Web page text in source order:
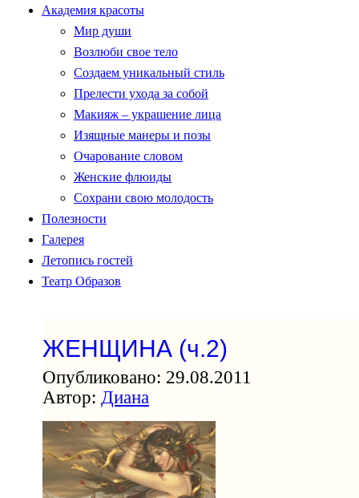
Академия красоты
Мир души
Возлюби свое тело
Создаем уникальный стиль
Прелести ухода за собой
Макияж – украшение лица
Изящные манеры и позы
Очарование словом
Женские флюиды
Сохрани свою молодость
Полезности
Галерея
Летопись гостей
Театр Образов
ЖЕНЩИНА (ч.2)
Опубликовано: 29.08.2011
Автор: Диана